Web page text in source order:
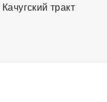
Качугский тракт